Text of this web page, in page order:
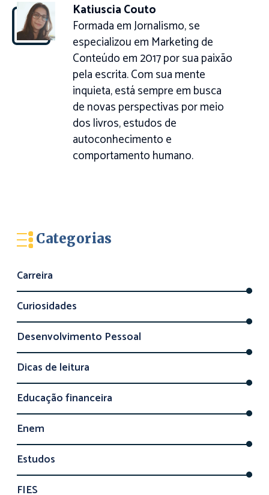
Katiuscia Couto
Formada em Jornalismo, se
especializou em Marketing de
Conteúdo em 2017 por sua paixão
pela escrita. Com sua mente
inquieta, está sempre em busca
de novas perspectivas por meio
dos livros, estudos de
autoconhecimento e
comportamento humano.
Categorias
Carreira
Curiosidades
Desenvolvimento Pessoal
Dicas de leitura
Educação financeira
Enem
Estudos
FIES